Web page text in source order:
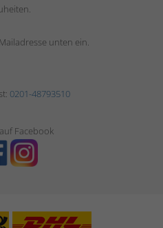
unten ein.
0201-48793510
Facebook